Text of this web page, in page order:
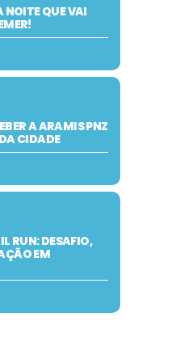
NOITE QUE VAI
A ARAMIS PNZ
CIDADE
RUN: DESAFIO,
EM